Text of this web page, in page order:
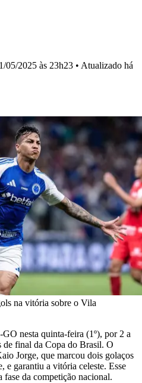
05/2025 às 23h23 • Atualizado há
na vitória sobre o Vila
nesta quinta-feira (1º), por 2 a
de final da Copa do Brasil. O
Jorge, que marcou dois golaços
garantiu a vitória celeste. Esse
da competição nacional.